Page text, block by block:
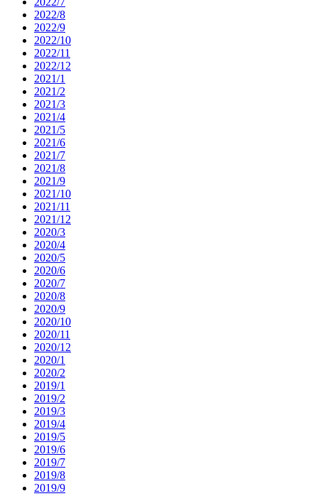
2022/8
2022/9
2022/10
2022/11
2022/12
2021/1
2021/2
2021/3
2021/4
2021/5
2021/6
2021/7
2021/8
2021/9
2021/10
2021/11
2021/12
2020/3
2020/4
2020/5
2020/6
2020/7
2020/8
2020/9
2020/10
2020/11
2020/12
2020/1
2020/2
2019/1
2019/2
2019/3
2019/4
2019/5
2019/6
2019/7
2019/8
2019/9